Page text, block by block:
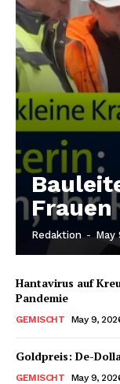
Redaktion - May
Hantavirus auf
Pandemie
GEMISCHT May 9,
Goldpreis: De-
GEMISCHT May 9,